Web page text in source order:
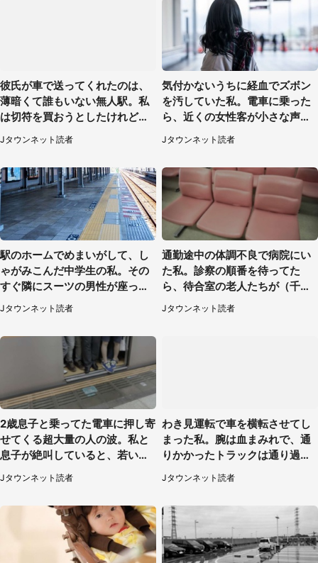
彼氏が車で送ってくれたのは、
薄暗くて誰もいない無人駅。私
は切符を買おうとしたけれど
（山形県・20代女性）
Jタウンネット読者
気付かないうちに経血でズボン
を汚していた私。電車に乗った
ら、近くの女性客が小さな声で
（千葉県・10代女性）
Jタウンネット読者
駅のホームでめまいがして、し
ゃがみこんだ中学生の私。その
すぐ隣にスーツの男性が座って
きて（千葉県・20代女性）
Jタウンネット読者
通勤途中の体調不良で病院にい
た私。診察の順番を待ってた
ら、待合室の老人たちが（千葉
県・50代男性）
Jタウンネット読者
2歳息子と乗ってた電車に押し寄
せてくる超大量の人の波。私と
息子が絶叫していると、若いカ
ップルの乗客が...（東京都・60
代女性）
Jタウンネット読者
わき見運転で車を横転させてし
まった私。腕は血まみれで、通
りかかったトラックは通り過ぎ
ていき...（福岡県・30代女性）
Jタウンネット読者